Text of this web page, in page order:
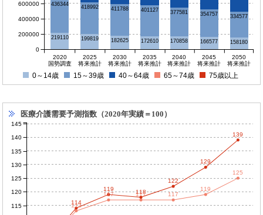
219110 199819 182625 172610 170858 166577 158180
436344 418992 411788 401127 377581 354757 334577
2020
国勢調査
2025
将来推計
2030
将来推計
2035
将来推計
2040
将来推計
2045
将来推計
2050
将来推計
0
200000
400000
600000
0～14歳 15～39歳 40～64歳 65～74歳 75歳以上
医療介護需要予測指数（2020年実績＝100）
114
119 118
122
129
139
113
117 117 117
119
125
115
120
125
130
135
140
145